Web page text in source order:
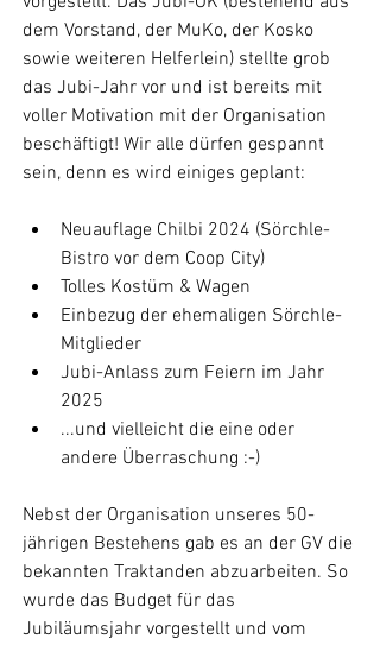
dem Vorstand, der MuKo, der Kosko
sowie weiteren Helferlein) stellte grob
das Jubi-Jahr vor und ist bereits mit
voller Motivation mit der Organisation
beschäftigt! Wir alle dürfen gespannt
sein, denn es wird einiges geplant:
Neuauflage Chilbi 2024 (Sörchle-
Bistro vor dem Coop City)
Tolles Kostüm & Wagen
Einbezug der ehemaligen Sörchle-
Mitglieder
Jubi-Anlass zum Feiern im Jahr
2025
...und vielleicht die eine oder
andere Überraschung :-)
Nebst der Organisation unseres 50-
jährigen Bestehens gab es an der GV die
bekannten Traktanden abzuarbeiten. So
wurde das Budget für das
Jubiläumsjahr vorgestellt und vom